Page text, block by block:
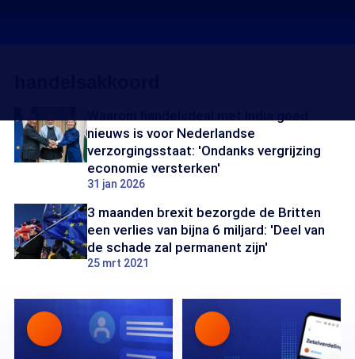
nieuws is voor Nederlandse
verzorgingsstaat: 'Ondanks vergrijzing
economie versterken'
31 jan 2026
3 maanden brexit bezorgde de Britten
een verlies van bijna 6 miljard: 'Deel van
de schade zal permanent zijn'
25 mrt 2021